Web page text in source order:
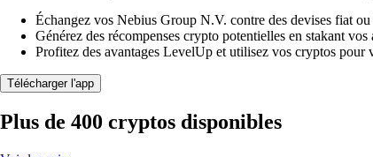
Échangez vos Nebius Group N.V. contre des devises fiat
Générez des récompenses crypto potentielles en stakant
Profitez des avantages LevelUp et utilisez vos cryptos pour
Télécharger l'app
Plus de 400 cryptos disponibles